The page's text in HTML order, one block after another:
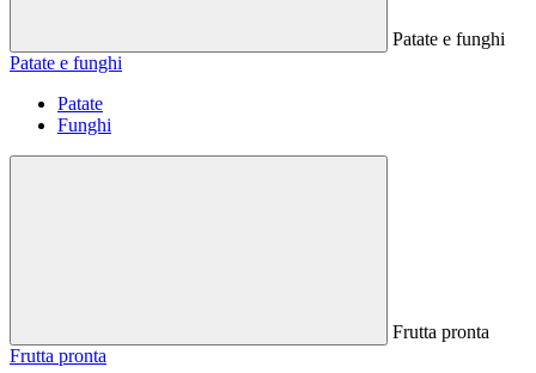
Patate e funghi
Patate e funghi
Patate
Funghi
Frutta pronta
Frutta pronta